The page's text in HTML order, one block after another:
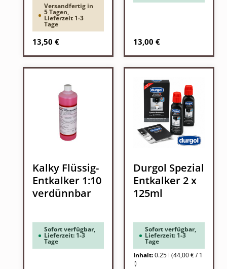
Versandfertig in
5 Tagen,
Lieferzeit 1-3
Tage
Regulärer Preis:
13,50 € Regulärer Preis:
13,00 €
Kalky Flüssig-
Entkalker 1:10
verdünnbar
Sofort verfügbar,
Lieferzeit: 1-3
Tage
Durgol Spezial
Entkalker 2 x
125ml
Sofort verfügbar,
Lieferzeit: 1-3
Tage
Inhalt:0.25 l (44,00 € / 1
l)